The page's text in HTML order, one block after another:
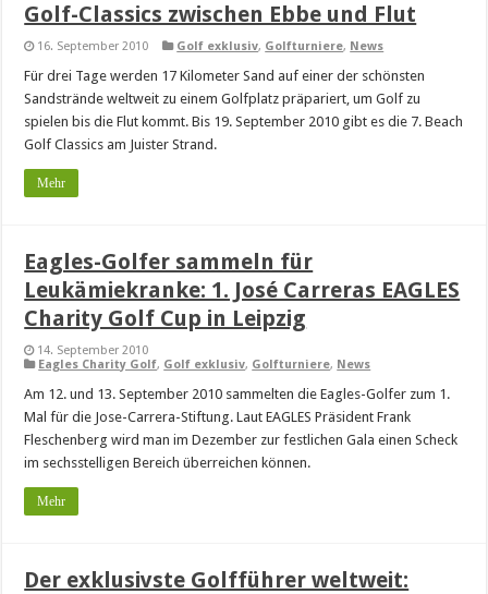
Golf-Classics zwischen Ebbe und Flut
16. September 2010 Golf exklusiv, Golfturniere, News
Für drei Tage werden 17 Kilometer Sand auf einer der schönsten
Sandstrände weltweit zu einem Golfplatz präpariert, um Golf zu
spielen bis die Flut kommt. Bis 19. September 2010 gibt es die 7. Beach
Golf Classics am Juister Strand.
Mehr
Eagles-Golfer sammeln für
Leukämiekranke: 1. José Carreras EAGLES
Charity Golf Cup in Leipzig
14. September 2010
Eagles Charity Golf, Golf exklusiv, Golfturniere, News
Am 12. und 13. September 2010 sammelten die Eagles-Golfer zum 1.
Mal für die Jose-Carrera-Stiftung. Laut EAGLES Präsident Frank
Fleschenberg wird man im Dezember zur festlichen Gala einen Scheck
im sechsstelligen Bereich überreichen können.
Mehr
Der exklusivste Golfführer weltweit: